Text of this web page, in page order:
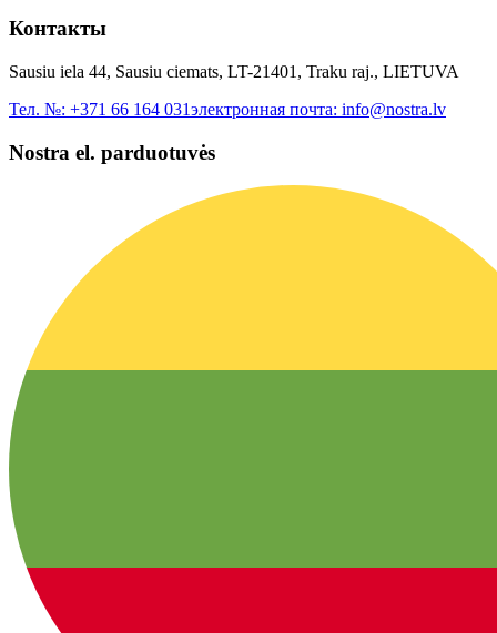
Контакты
Sausiu iela 44, Sausiu ciemats, LT-21401, Traku raj., LIETUVA
Тел. №: +371 66 164 031электронная почта: info@nostra.lv
Nostra el. parduotuvės